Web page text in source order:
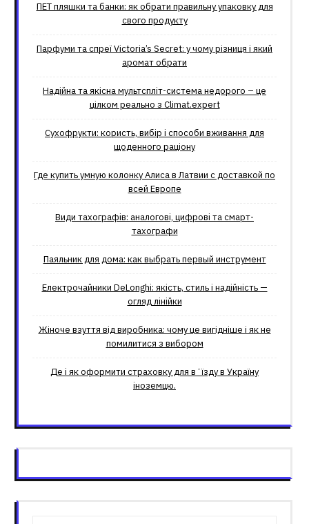
ПЕТ пляшки та банки: як обрати правильну упаковку для
свого продукту
Парфуми та спреї Victoria’s Secret: у чому різниця і який
аромат обрати
Надійна та якісна мультспліт-система недорого – це
цілком реально з Climat.еxpert
Сухофрукти: користь, вибір і способи вживання для
щоденного раціону
Где купить умную колонку Алиса в Латвии с доставкой по
всей Европе
Види тахографів: аналогові, цифрові та смарт-
тахографи
Паяльник для дома: как выбрать первый инструмент
Електрочайники DeLonghi: якість, стиль і надійність —
огляд лінійки
Жіноче взуття від виробника: чому це вигідніше і як не
помилитися з вибором
Де і як оформити страховку для вʼїзду в Україну
іноземцю.